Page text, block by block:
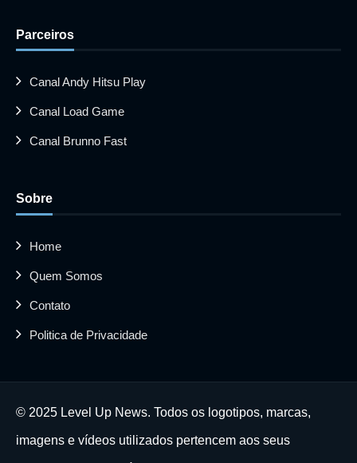
Parceiros
Canal Andy Hitsu Play
Canal Load Game
Canal Brunno Fast
Sobre
Home
Quem Somos
Contato
Politica de Privacidade
© 2025 Level Up News. Todos os logotipos, marcas,
imagens e vídeos utilizados pertencem aos seus